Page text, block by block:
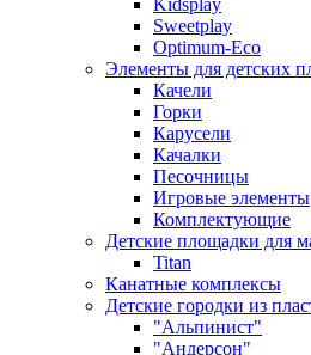
Kidsplay
Sweetplay
Оptimum-Еco
Элементы для детских
Качели
Горки
Карусели
Качалки
Песочницы
Игровые элементы
Комплектующие
Детские площадки для
Titan
Канатные комплексы
Детские городки из
"Альпинист"
"Андерсон"